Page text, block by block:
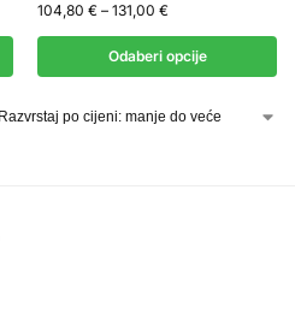
104,80 € – 131,00 €
Odaberi opcije